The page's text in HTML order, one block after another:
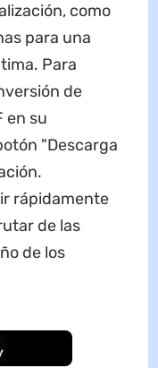
como
para una
Para
de
en su
"Descarga
rápidamente
de las
de los